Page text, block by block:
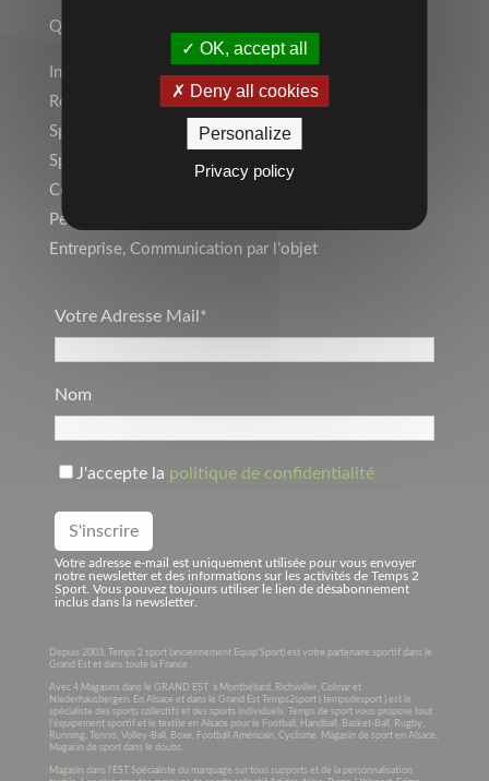
Qui sommes-nous ?
Indépendant ? Rejoignez le Réseau Temps 2 Sport !
Rejoignez l’équipe !
Sports Individuels
Sport Collectif
Collectivités, Scolaire
Personnalisation, Marquage
Entreprise, Communication par l’objet
Votre Adresse Mail*
Nom
J'accepte la politique de confidentialité
Votre adresse e-mail est uniquement utilisée pour vous envoyer
notre newsletter et des informations sur les activités de Temps 2
Sport. Vous pouvez toujours utiliser le lien de désabonnement
inclus dans la newsletter.
Depuis 2003, Temps 2 sport (anciennement Equip’Sport) est votre partenaire sportif dans le
Grand Est et dans toute la France .
Avec 4 Magasins dans le GRAND EST à Montbéliard, Richwiller, Colmar et
Niederhausbergen. En Alsace et dans le Grand Est Temps2sport ( tempsdesport ) est le
spécialiste des sports collectifs et des sports individuels. Temps de sport vous propose tout
l’équipement sportif et le textile en Alsace pour le Football, Handball, Basket-Ball, Rugby,
Running, Tennis, Volley-Ball, Boxe, Football Américain, Cyclisme. Magasin de sport en Alsace,
Magasin de sport dans le doubs.
Magasin dans l’EST Spécialiste du marquage sur tous supports et de la personnalisation
OK, accept all
Deny all cookies
Personalize
Privacy policy